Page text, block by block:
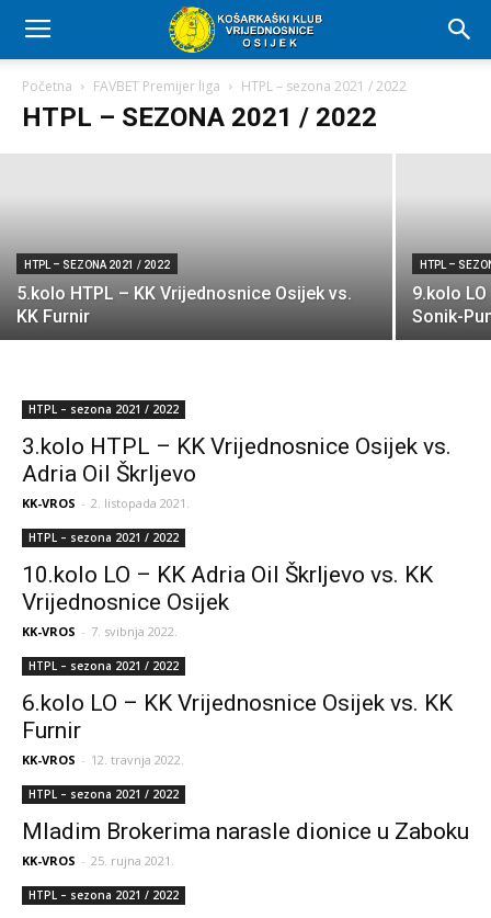
Početna FAVBET Premijer liga HTPL – sezona 2021 / 2022
HTPL – SEZONA 2021 / 2022
HTPL – SEZONA 2021 / 2022
21.kolo HTPL – KK Cibona vs. KK
Vrijednosnice Osijek
KK-VROS - 13. veljače 2022.
HTPL – SEZONA 2021 / 2022
5.kolo HTPL – KK Vrijednosnice Osijek vs.
KK Furnir
HTPL –
9.kolo
Sonik-
HTPL – sezona 2021 / 2022
3.kolo HTPL – KK Vrijednosnice Osijek vs.
Adria Oil Škrljevo
KK-VROS - 2. listopada 2021.
HTPL – sezona 2021 / 2022
10.kolo LO – KK Adria Oil Škrljevo vs. KK
Vrijednosnice Osijek
KK-VROS - 7. svibnja 2022.
HTPL – sezona 2021 / 2022
6.kolo LO – KK Vrijednosnice Osijek vs. KK
Furnir
KK-VROS - 12. travnja 2022.
HTPL – sezona 2021 / 2022
Mladim Brokerima narasle dionice u Zaboku
KK-VROS - 25. rujna 2021.
HTPL – sezona 2021 / 2022